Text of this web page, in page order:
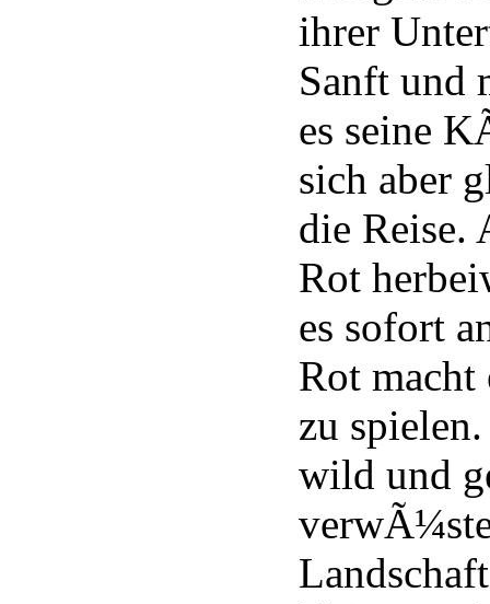
ihrer
Sanft
es seine
sich aber
die Reise.
Rot
es sofort
Rot macht
zu
wild und